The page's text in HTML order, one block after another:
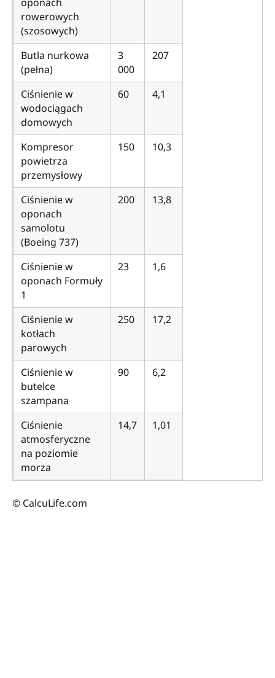
rowerowych
(szosowych)
Butla nurkowa
(pełna)
3
000
207
Ciśnienie w
wodociągach
domowych
60 4,1
Kompresor
powietrza
przemysłowy
150 10,3
Ciśnienie w
oponach
samolotu
(Boeing 737)
200 13,8
Ciśnienie w
oponach Formuły
1
23 1,6
Ciśnienie w
kotłach
parowych
250 17,2
Ciśnienie w
butelce
szampana
90 6,2
Ciśnienie
atmosferyczne
na poziomie
morza
14,7 1,01
© CalcuLife.com